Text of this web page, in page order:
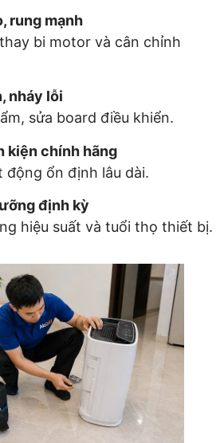
rung mạnh
bi motor và cân chỉnh
nháy lỗi
sửa board điều khiển.
kiện chính hãng
động ổn định lâu dài.
định kỳ
hiệu suất và tuổi thọ thiết bị.